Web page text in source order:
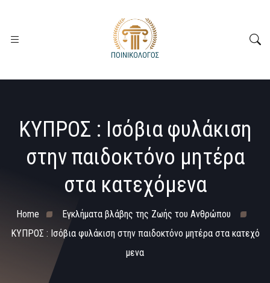
ΚΥΠΡΟΣ : Ισόβια φυλάκιση
στην παιδοκτόνο μητέρα
στα κατεχόμενα
Home
Εγκλήματα βλάβης της Ζωής του Ανθρώπου
ΚΥΠΡΟΣ : Ισόβια φυλάκιση στην παιδοκτόνο μητέρα στα κατεχό
μενα